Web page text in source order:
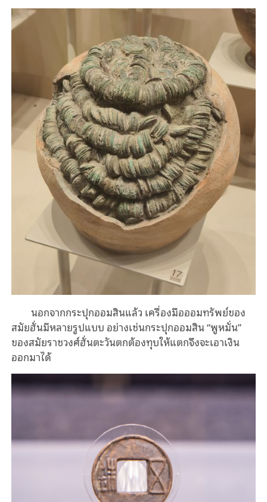
นอกจากกระปุกออมสินแล้ว เครื่องมือออมทรัพย์ของ
สมัยฮั่นมีหลายรูปแบบ อย่างเช่นกระปุกออมสิน “พูหมั่น”
ของสมัยราชวงศ์ฮั่นตะวันตกต้องทุบให้แตกจึงจะเอาเงิน
ออกมาได้